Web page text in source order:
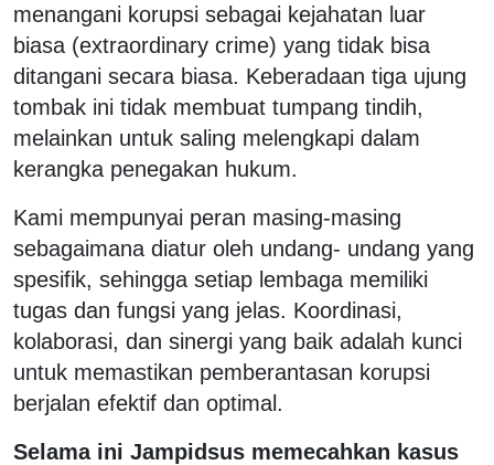
menangani korupsi sebagai kejahatan luar
biasa (extraordinary crime) yang tidak bisa
ditangani secara biasa. Keberadaan tiga ujung
tombak ini tidak membuat tumpang tindih,
melainkan untuk saling melengkapi dalam
kerangka penegakan hukum.
Kami mempunyai peran masing-masing
sebagaimana diatur oleh undang- undang yang
spesifik, sehingga setiap lembaga memiliki
tugas dan fungsi yang jelas. Koordinasi,
kolaborasi, dan sinergi yang baik adalah kunci
untuk memastikan pemberantasan korupsi
berjalan efektif dan optimal.
Selama ini Jampidsus memecahkan kasus